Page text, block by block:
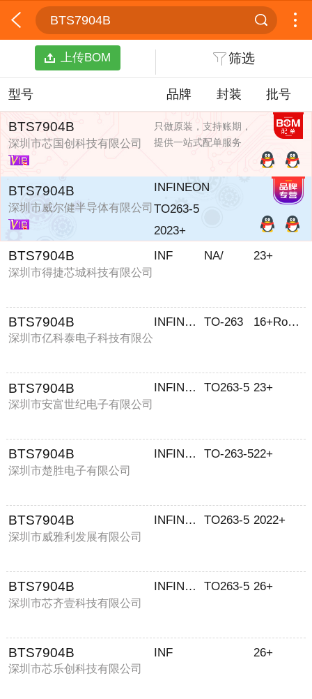
BTS7904B
上传BOM 筛选
型号 品牌 封装 批号
BTS7904B
深圳市芯国创科技有限公司
只做原装，支持账期，
提供一站式配单服务
BTS7904B
深圳市威尔健半导体有限公司
INFINEON
TO263-5
2023+
BTS7904B
深圳市得捷芯城科技有限公司
INF NA/ 23+
BTS7904B
深圳市亿科泰电子科技有限公
INFINEON TO-263 16+RoHS
BTS7904B
深圳市安富世纪电子有限公司
INFINEON TO263-5 23+
BTS7904B
深圳市楚胜电子有限公司
INFINEON TO-263-522+
BTS7904B
深圳市威雅利发展有限公司
INFINEON TO263-5 2022+
BTS7904B
深圳市芯齐壹科技有限公司
INFINEON/英飞凌 TO263-5 26+
BTS7904B
深圳市芯乐创科技有限公司
INF 26+